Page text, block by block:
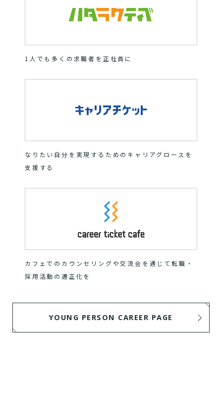
1人でも多くの求職者を正社員に
なりたい自分を実現するためのキャリアグロースを
支援する
カフェでのカウンセリングや交流会を通じて転職・
採用活動の適正化を
YOUNG PERSON CAREER PAGE